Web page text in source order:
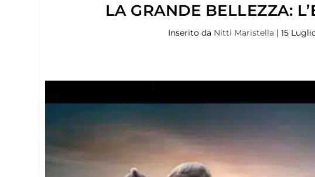
LA GRANDE BELLEZZA:
Inserito da Nitti Maristella | 15